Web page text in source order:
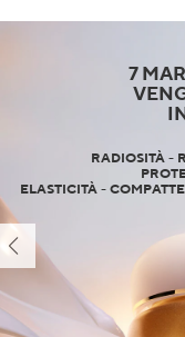
7
RADIOSITÀ -
ELASTICITÀ -